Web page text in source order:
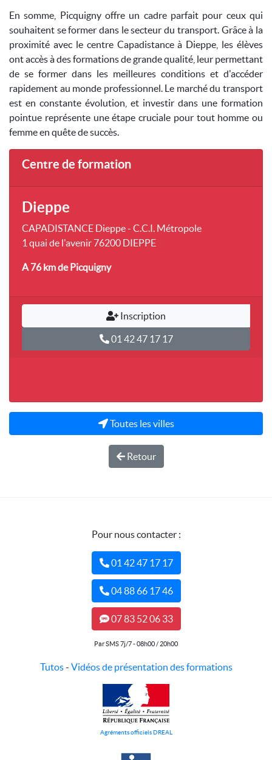
En somme, Picquigny offre un cadre parfait pour ceux qui
souhaitent se former dans le secteur du transport. Grâce à la
proximité avec le centre Capadistance à Dieppe, les élèves
ont accès à des formations de grande qualité, leur permettant
de se former dans les meilleures conditions et d'accéder
rapidement au monde professionnel. Le marché du transport
est en constante évolution, et investir dans une formation
pointue représente une étape cruciale pour tout homme ou
femme en quête de succès.
Centre de formation
Dieppe
CAPADISTANCE Dieppe - C.C.I. Métropole
1 quai de l'avenir 76200 DIEPPE
A 76 kmde Picquigny
Inscription
01 42 47 17 17
Toutes les villes
Retour
Pour nous contacter :
01 42 47 17 17
04 88 66 17 46
07 83 52 06 33
Par SMS 7j/7 - 08h00 / 20h00
Tutos- Vidéos de présentation des formations
Agréments officiels DREAL